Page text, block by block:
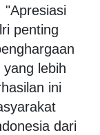
"Apresiasi
penting
lebih
ini
dari